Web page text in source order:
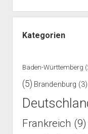
Kategorien
Baden-Württemberg
(5) Brandenburg (3)
Frankreich (9)